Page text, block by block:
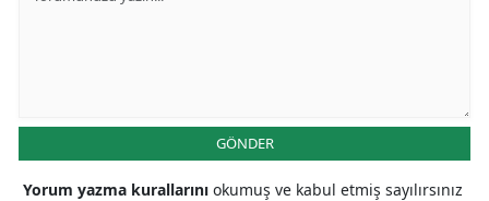
GÖNDER
Yorum yazma kurallarını okumuş ve kabul etmiş sayılırsınız